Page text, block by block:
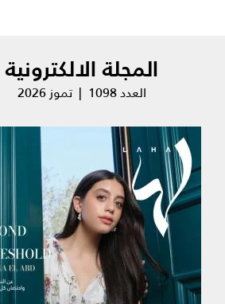
المجلة الالكترونية
العدد 1098 | تموز 2026